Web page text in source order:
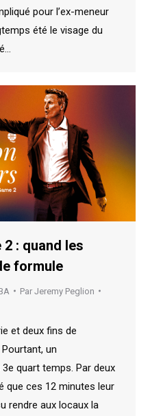
pour l’ex-meneur
été le visage du
2 : quand les
formule
Par Jeremy Peglion
et deux fins de
un
quart temps. Par deux
que ces 12 minutes leur
rendre aux locaux la